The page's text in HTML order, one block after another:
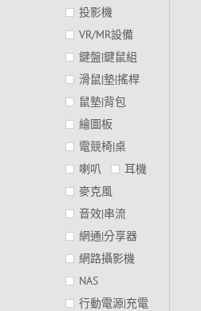
投影機
VR/MR設備
鍵盤|鍵鼠組
滑鼠|墊|搖桿
鼠墊|背包
繪圖板
電競椅|桌
喇叭
耳機
麥克風
音效|串流
網通|分享器
網路攝影機
NAS
行動電源|充電